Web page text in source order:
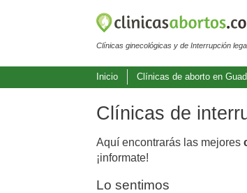
Clínicas ginecológicas y de Interrupción
Inicio Clínicas de aborto en
Clínicas de
Aquí encontrarás las mejores
¡informate!
Lo sentimos